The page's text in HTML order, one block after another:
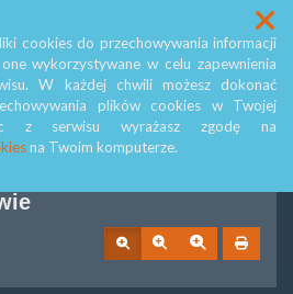
cookies do przechowywania informacji
wykorzystywane w celu zapewnienia
W każdej chwili możesz dokonać
plików cookies w Twojej
z serwisu wyrażasz zgodę na
na Twoim komputerze.
Menu
Informacji Publicznej